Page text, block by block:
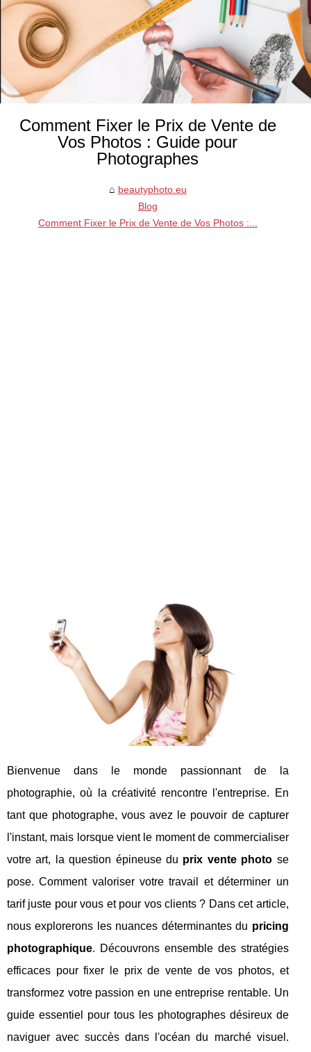
Comment Fixer le Prix de Vente de
Vos Photos : Guide pour
Photographes
beautyphoto.eu
Blog
Comment Fixer le Prix de Vente de Vos Photos :...
Bienvenue dans le monde passionnant de la
photographie, où la créativité rencontre l'entreprise. En
tant que photographe, vous avez le pouvoir de capturer
l'instant, mais lorsque vient le moment de commercialiser
votre art, la question épineuse du prix vente photo se
pose. Comment valoriser votre travail et déterminer un
tarif juste pour vous et pour vos clients ? Dans cet article,
nous explorerons les nuances déterminantes du pricing
photographique. Découvrons ensemble des stratégies
efficaces pour fixer le prix de vente de vos photos, et
transformez votre passion en une entreprise rentable. Un
guide essentiel pour tous les photographes désireux de
naviguer avec succès dans l'océan du marché visuel.